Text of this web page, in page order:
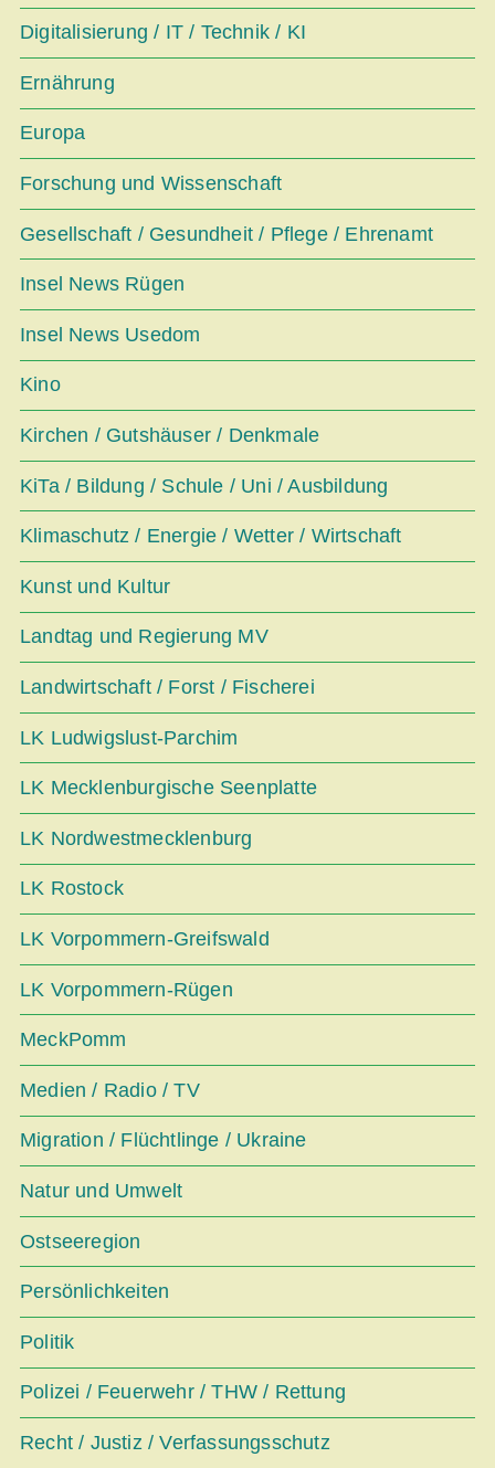
Digitalisierung / IT / Technik / KI
Ernährung
Europa
Forschung und Wissenschaft
Gesellschaft / Gesundheit / Pflege / Ehrenamt
Insel News Rügen
Insel News Usedom
Kino
Kirchen / Gutshäuser / Denkmale
KiTa / Bildung / Schule / Uni / Ausbildung
Klimaschutz / Energie / Wetter / Wirtschaft
Kunst und Kultur
Landtag und Regierung MV
Landwirtschaft / Forst / Fischerei
LK Ludwigslust-Parchim
LK Mecklenburgische Seenplatte
LK Nordwestmecklenburg
LK Rostock
LK Vorpommern-Greifswald
LK Vorpommern-Rügen
MeckPomm
Medien / Radio / TV
Migration / Flüchtlinge / Ukraine
Natur und Umwelt
Ostseeregion
Persönlichkeiten
Politik
Polizei / Feuerwehr / THW / Rettung
Recht / Justiz / Verfassungsschutz